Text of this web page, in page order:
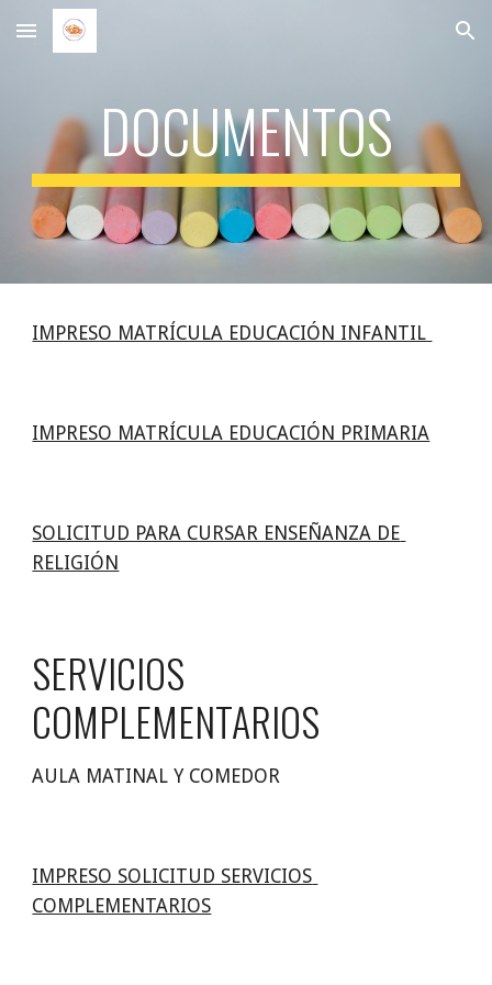
Skip to main content Skip to navigation
DOCUMENTOS
IMPRESO MATRÍCULA EDUCACIÓN INFANTIL
IMPRESO MATRÍCULA EDUCACIÓN PRIMARIA
SOLICITUD PARA CURSAR ENSEÑANZA DE
RELIGIÓN
SERVICIOS
COMPLEMENTARIOS
AULA MATINAL Y COMEDOR
IMPRESO SOLICITUD SERVICIOS
COMPLEMENTARIOS